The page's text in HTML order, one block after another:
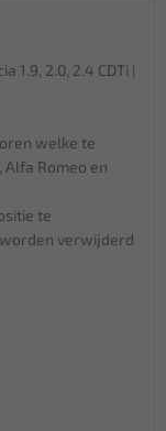
1.9, 2.0, 2.4 CDTi |
welke te
Alfa Romeo en
te
verwijderd